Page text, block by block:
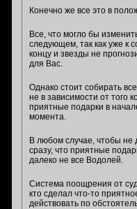
Конечно же все это в
Все, что могло бы
следующем, так как уже к
концу и звезды не
для Вас.
Однако стоит собирать
не в зависимости от того
приятные подарки в
момента.
В любом случае, чтобы не
сразу, что приятные
далеко не все Водолей.
Система поощрения от
кто сделал что-то
действовать по